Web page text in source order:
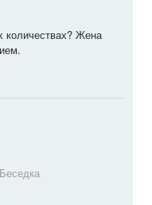
количествах? Жена
Беседка